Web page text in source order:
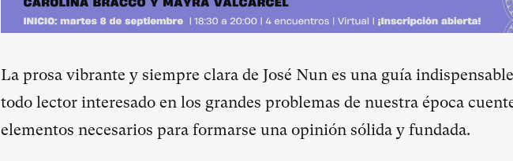
La prosa vibrante y siempre clara de José Nun es una guía
todo lector interesado en los grandes problemas de nuestra época
elementos necesarios para formarse una opinión sólida y fundada.